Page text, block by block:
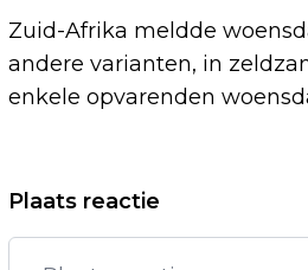
Zuid-Afrika meldde
andere varianten, in
enkele opvarenden
Vorig artikel
LUMC BEREIDT
Plaats reactie